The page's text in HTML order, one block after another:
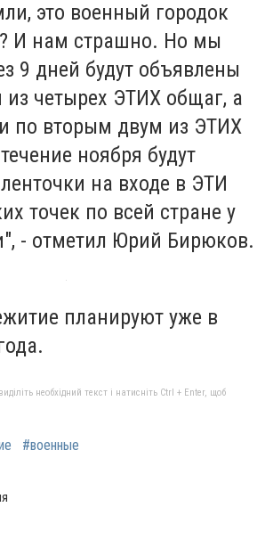
это военный городок
И нам страшно. Но мы
9 дней будут объявлены
из четырех ЭТИХ общаг, а
по вторым двум из ЭТИХ
ноября будут
на входе в ЭТИ
точек по всей стране у
- отметил Юрий Бирюков.
планируют уже в
необхідний текст і натисніть Ctrl + Enter, щоб
#военные